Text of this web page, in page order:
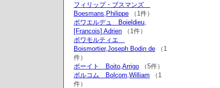
フィリップ・ブスマンズ
Boesmans,Philippe （1件）
ボワエルデュ Boieldieu,
[Francois] Adrien （1件）
ボワモルティエ
Boismortier,Joseph Bodin de （1
件）
ボーイト Boito,Arrigo （5件）
ボルコム Bolcom,William （1
件）